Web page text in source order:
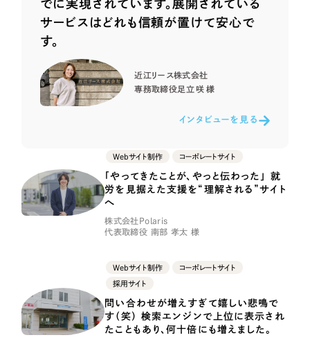
一過性の広告に頼らず、「仕組み」と「ノウハウ」
を残す資産型DX支援をご提供します
マーケティングDX支援
Webサイト制作
コーポレートサイト制作
採用サイト制作
ECサイト制作
制作実績
コーポレート・企業サイト （278件）
ブランドサイト・サービスサイト
ポータルサイト・メディアサイト
LP（ランディングページ） （28件）
キャンペーン・プロモーションサイト
ブランディング（ロゴ・印刷物） （90件）
オプションサービス
お客様インタビュー
でに実現されています。展開されている
サービスはどれも信頼が置けて安心で
す。
近江リース株式会社
専務取締役足立 咲 様
インタビューを見る
Webサイト制作 コーポレートサイト
「やってきたことが、やっと伝わった」 就
労を見据えた支援を“理解される”サイト
へ
株式会社Polaris
代表取締役 南部 孝太 様
Webサイト制作 コーポレートサイト
採用サイト
問い合わせが増えすぎて嬉しい悲鳴で
す（笑） 検索エンジンで上位に表示され
たこともあり、何十倍にも増えました。